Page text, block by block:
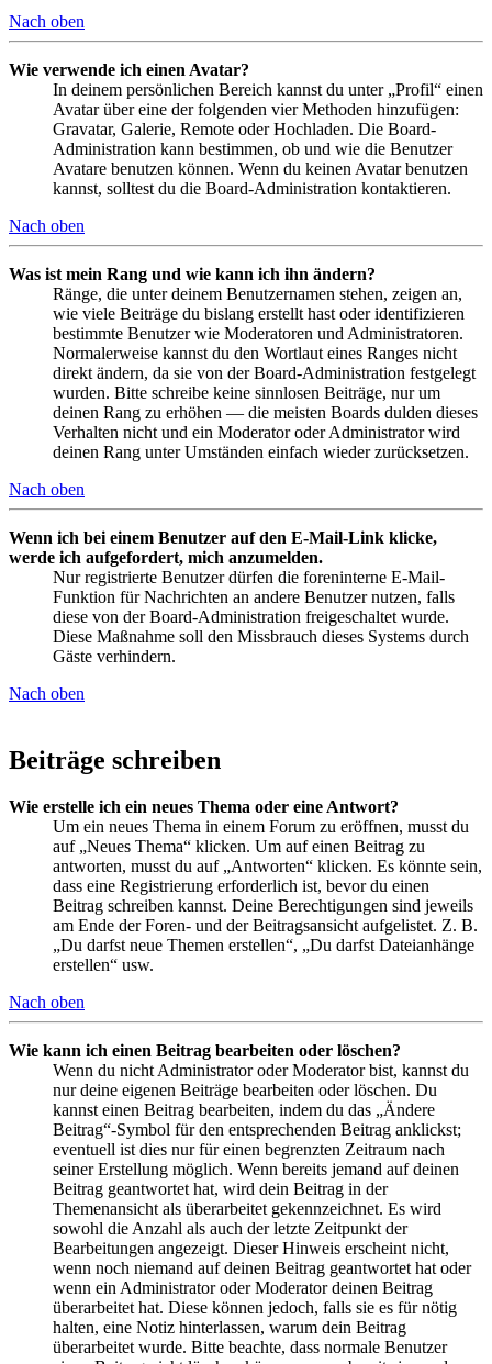
Nach oben
Wie verwende ich einen Avatar?
In deinem persönlichen Bereich kannst du unter „Profil“ einen
Avatar über eine der folgenden vier Methoden hinzufügen:
Gravatar, Galerie, Remote oder Hochladen. Die Board-
Administration kann bestimmen, ob und wie die Benutzer
Avatare benutzen können. Wenn du keinen Avatar benutzen
kannst, solltest du die Board-Administration kontaktieren.
Nach oben
Was ist mein Rang und wie kann ich ihn ändern?
Ränge, die unter deinem Benutzernamen stehen, zeigen an,
wie viele Beiträge du bislang erstellt hast oder identifizieren
bestimmte Benutzer wie Moderatoren und Administratoren.
Normalerweise kannst du den Wortlaut eines Ranges nicht
direkt ändern, da sie von der Board-Administration festgelegt
wurden. Bitte schreibe keine sinnlosen Beiträge, nur um
deinen Rang zu erhöhen — die meisten Boards dulden dieses
Verhalten nicht und ein Moderator oder Administrator wird
deinen Rang unter Umständen einfach wieder zurücksetzen.
Nach oben
Wenn ich bei einem Benutzer auf den E-Mail-Link klicke,
werde ich aufgefordert, mich anzumelden.
Nur registrierte Benutzer dürfen die foreninterne E-Mail-
Funktion für Nachrichten an andere Benutzer nutzen, falls
diese von der Board-Administration freigeschaltet wurde.
Diese Maßnahme soll den Missbrauch dieses Systems durch
Gäste verhindern.
Nach oben
Beiträge schreiben
Wie erstelle ich ein neues Thema oder eine Antwort?
Um ein neues Thema in einem Forum zu eröffnen, musst du
auf „Neues Thema“ klicken. Um auf einen Beitrag zu
antworten, musst du auf „Antworten“ klicken. Es könnte sein,
dass eine Registrierung erforderlich ist, bevor du einen
Beitrag schreiben kannst. Deine Berechtigungen sind jeweils
am Ende der Foren- und der Beitragsansicht aufgelistet. Z. B.
„Du darfst neue Themen erstellen“, „Du darfst Dateianhänge
erstellen“ usw.
Nach oben
Wie kann ich einen Beitrag bearbeiten oder löschen?
Wenn du nicht Administrator oder Moderator bist, kannst du
nur deine eigenen Beiträge bearbeiten oder löschen. Du
kannst einen Beitrag bearbeiten, indem du das „Ändere
Beitrag“-Symbol für den entsprechenden Beitrag anklickst;
eventuell ist dies nur für einen begrenzten Zeitraum nach
seiner Erstellung möglich. Wenn bereits jemand auf deinen
Beitrag geantwortet hat, wird dein Beitrag in der
Themenansicht als überarbeitet gekennzeichnet. Es wird
sowohl die Anzahl als auch der letzte Zeitpunkt der
Bearbeitungen angezeigt. Dieser Hinweis erscheint nicht,
wenn noch niemand auf deinen Beitrag geantwortet hat oder
wenn ein Administrator oder Moderator deinen Beitrag
überarbeitet hat. Diese können jedoch, falls sie es für nötig
halten, eine Notiz hinterlassen, warum dein Beitrag
überarbeitet wurde. Bitte beachte, dass normale Benutzer